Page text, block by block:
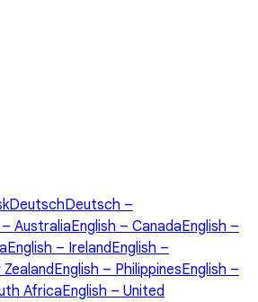
DeutschDeutsch –
– AustraliaEnglish – CanadaEnglish –
English – IrelandEnglish –
English – PhilippinesEnglish –
AfricaEnglish – United